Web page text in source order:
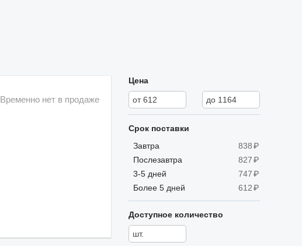
Временно нет в продаже
Цена
Срок поставки
Завтра
838₽
Послезавтра
827₽
3-5 дней
747₽
Более 5 дней
612₽
Доступное количество